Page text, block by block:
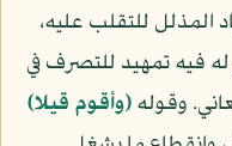
المذلل للتقلب عليه،
فيه تمهيد للتصرف في
وقوله(وأقوم قيلا)